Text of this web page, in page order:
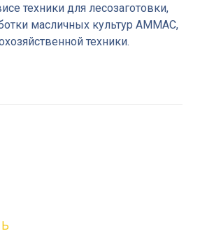
техники для лесозаготовки,
масличных культур AMMAC,
техники.